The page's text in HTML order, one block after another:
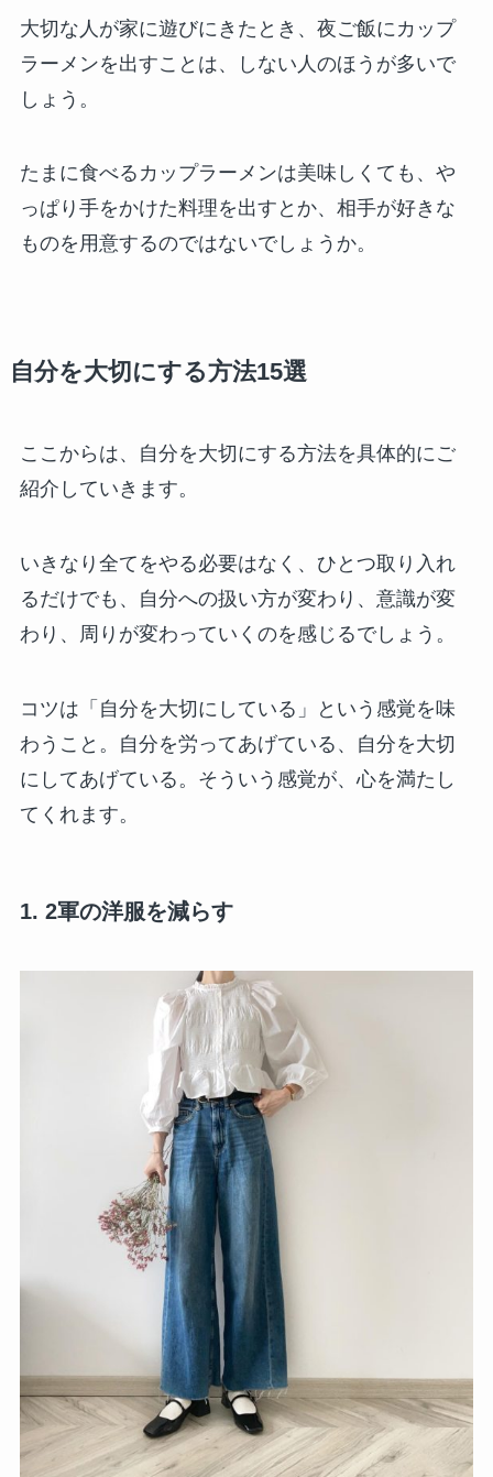
大切な人が家に遊びにきたとき、夜ご飯にカップ
ラーメンを出すことは、しない人のほうが多いで
しょう。
たまに食べるカップラーメンは美味しくても、や
っぱり手をかけた料理を出すとか、相手が好きな
ものを用意するのではないでしょうか。
自分を大切にする方法15選
ここからは、自分を大切にする方法を具体的にご
紹介していきます。
いきなり全てをやる必要はなく、ひとつ取り入れ
るだけでも、自分への扱い方が変わり、意識が変
わり、周りが変わっていくのを感じるでしょう。
コツは「自分を大切にしている」という感覚を味
わうこと。自分を労ってあげている、自分を大切
にしてあげている。そういう感覚が、心を満たし
てくれます。
1. 2軍の洋服を減らす